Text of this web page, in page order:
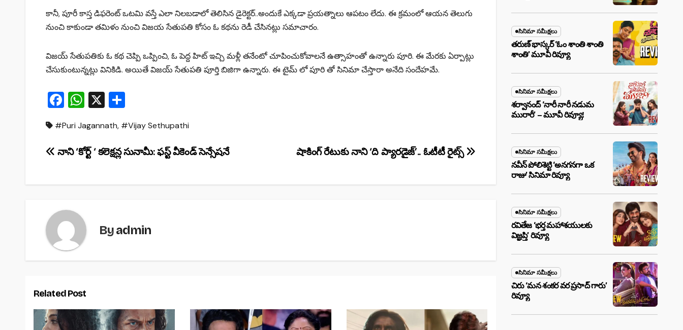
కానీ, పూరీ కాస్త డిఫరెంట్‌ ఒటమి వస్తే ఎలా నిలబడాలో తెలిసిన డైరెక్టర్‌..అందుకే ఎక్కడా ప్రయత్నాలు ఆపటం లేదు. ఈ క్రమంలో ఆయన తెలుగు
నుంచి కాకుండా తమిళం నుంచి విజయ సేతుపతి కోసం ఓ కథను రెడీ చేసినట్లు సమాచారం.
విజయ్ సేతుపతికు ఓ కథ చెప్పి ఒప్పించి, ఓ పెద్ద హిట్ ఇచ్చి మళ్లీ తనేంటో చూపించుకోవాలనే ఉత్సాహంతో ఉన్నారు పూరి. ఈ మేరకు ఏర్పాట్లు
చేసుకుంటున్నట్లు వినికిడి. అయితే విజయ్ సేతుపతి పూర్తి బిజిగా ఉన్నారు. ఈ టైమ్ లో పూరి తో సినిమా చేస్తారా అనేది సందేహమే.
F
c
e
o
k
W
at
s
A
p
X
ar
e
#Puri Jagannath, #Vijay Sethupathi
Post
షాకింగ్ రేటుకు నాని ‘ది ప్యారడైజ్‌’.. ఓటీటీ రైట్స్‌
నాని ‘కోర్ట్ ‘ కలెక్షన్ల సునామీ: ఫస్ట్ వీకెండ్ సెన్సేషనే
Byadmin
Related Post
సినిమా సమీక్షలు
తరుణ్ భాస్కర్ ‘ఓం శాంతి శాంతి
శాంతి’ మూవీ రివ్యూ
సినిమా సమీక్షలు
శర్వానంద్ ‘నారీ నారీ నడుమ
మురారీ’ – మూవీ రివ్యూ!
సినిమా సమీక్షలు
నవీన్ పోలిశెట్టి ‘అనగనగా ఒక
రాజు’ సినిమా రివ్యూ
సినిమా సమీక్షలు
రవితేజ ‘భర్త మహాశయులకు
విజ్ఞప్తి’ రివ్యూ
సినిమా సమీక్షలు
చిరు ‘మ‌న శంక‌ర వ‌ర ప్ర‌సాద్ గారు’
రివ్యూ